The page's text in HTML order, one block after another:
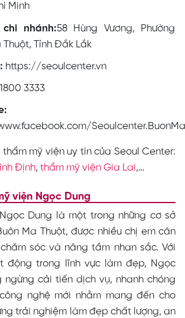
Minh
nhánh:58 Hùng Vương, Phường
Thuột, Tỉnh Đắk Lắk
https://seoulcenter.vn
1800 3333
mỹ viện uy tín của Seoul Center:
Định, thẩm mỹ viện Gia Lai,…
viện Ngọc Dung
Dung là một trong những cơ sở
Ma Thuột, được nhiều chị em cân
sóc và nâng tầm nhan sắc. Với
động trong lĩnh vực làm đẹp, Ngọc
ngừng cải tiến dịch vụ, nhanh chóng
nghệ mới nhằm mang đến cho
trải nghiệm làm đẹp chất lượng, an